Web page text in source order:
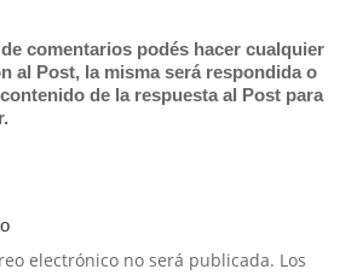
comentarios podés hacer cualquier
al Post, la misma será respondida o
de la respuesta al Post para
electrónico no será publicada. Los